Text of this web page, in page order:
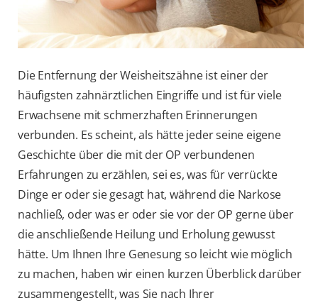
Die Entfernung der Weisheitszähne ist einer der
häufigsten zahnärztlichen Eingriffe und ist für viele
Erwachsene mit schmerzhaften Erinnerungen
verbunden. Es scheint, als hätte jeder seine eigene
Geschichte über die mit der OP verbundenen
Erfahrungen zu erzählen, sei es, was für verrückte
Dinge er oder sie gesagt hat, während die Narkose
nachließ, oder was er oder sie vor der OP gerne über
die anschließende Heilung und Erholung gewusst
hätte. Um Ihnen Ihre Genesung so leicht wie möglich
zu machen, haben wir einen kurzen Überblick darüber
zusammengestellt, was Sie nach Ihrer